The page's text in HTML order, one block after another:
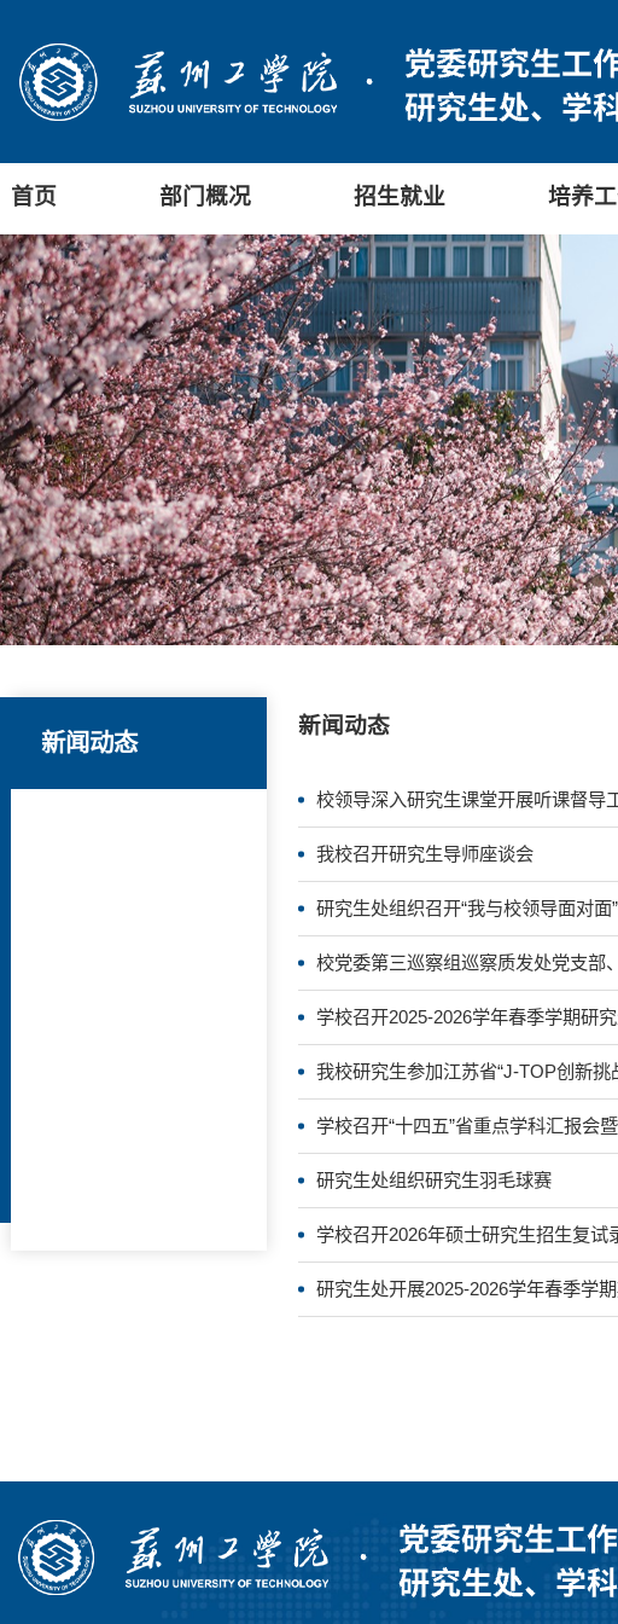
首页 部门概况 招生就业 培养
新闻动态
新闻动态
校领导深入研究生课堂开展听课督导
我校召开研究生导师座谈会
研究生处组织召开“我与校领导面对面
校党委第三巡察组巡察质发处党支部
学校召开2025-2026学年春季学期研
我校研究生参加江苏省“J-TOP创新
学校召开“十四五”省重点学科汇报会
研究生处组织研究生羽毛球赛
学校召开2026年硕士研究生招生复试
研究生处开展2025-2026学年春季学